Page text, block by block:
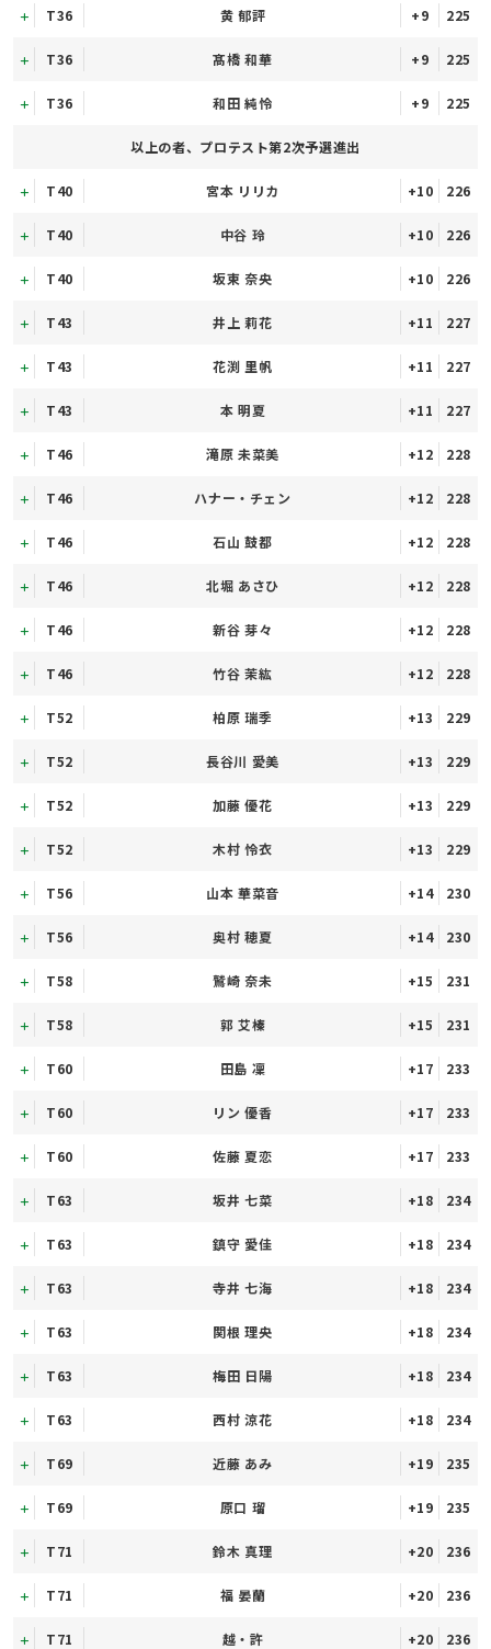
T36 黄 郁評 +9 225
T36 髙橋 和華 +9 225
T36 和田 純怜 +9 225
以上の者、プロテスト第2次予選進出
T40 宮本 リリカ +10 226
T40 中谷 玲 +10 226
T40 坂東 奈央 +10 226
T43 井上 莉花 +11 227
T43 花渕 里帆 +11 227
T43 本 明夏 +11 227
T46 滝原 未菜美 +12 228
T46 ハナー・チェン +12 228
T46 石山 鼓都 +12 228
T46 北堀 あさひ +12 228
T46 新谷 芽々 +12 228
T46 竹谷 茉紘 +12 228
T52 柏原 瑞季 +13 229
T52 長谷川 愛美 +13 229
T52 加藤 優花 +13 229
T52 木村 怜衣 +13 229
T56 山本 華菜音 +14 230
T56 奥村 穂夏 +14 230
T58 鷲崎 奈未 +15 231
T58 郭 艾榛 +15 231
T60 田島 凜 +17 233
T60 リン 優香 +17 233
T60 佐藤 夏恋 +17 233
T63 坂井 七菜 +18 234
T63 鎮守 愛佳 +18 234
T63 寺井 七海 +18 234
T63 関根 理央 +18 234
T63 梅田 日陽 +18 234
T63 西村 涼花 +18 234
T69 近藤 あみ +19 235
T69 原口 瑠 +19 235
T71 鈴木 真理 +20 236
T71 福 晏蘭 +20 236
T71 越・許 +20 236